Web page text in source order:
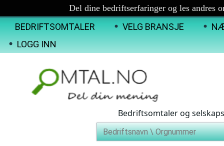
Del dine bedriftserfaringer og les andres
BEDRIFTSOMTALER VELG BRANSJE
LOGG INN
Bedriftsomtaler og